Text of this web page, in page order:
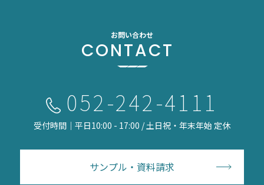
お問い合わせ
CONTACT
052-242-4111
受付時間｜平日10:00 - 17:00 / 土日祝・年末年始 定休
サンプル・資料請求